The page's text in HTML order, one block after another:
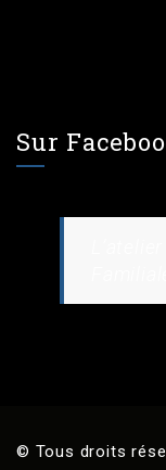
Sur
© Tous droits